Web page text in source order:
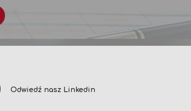
Odwiedź nasz Linkedin